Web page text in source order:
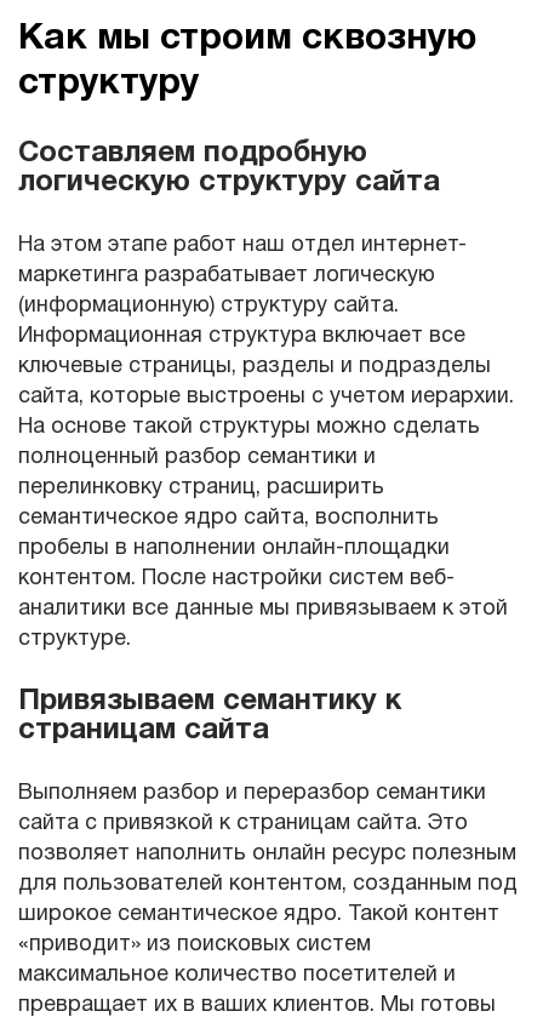
Как мы строим сквозную
структуру
Составляем подробную
логическую структуру сайта
На этом этапе работ наш отдел интернет-
маркетинга разрабатывает логическую
(информационную) структуру сайта.
Информационная структура включает все
ключевые страницы, разделы и подразделы
сайта, которые выстроены с учетом иерархии.
На основе такой структуры можно сделать
полноценный разбор семантики и
перелинковку страниц, расширить
семантическое ядро сайта, восполнить
пробелы в наполнении онлайн-площадки
контентом. После настройки систем веб-
аналитики все данные мы привязываем к этой
структуре.
Привязываем семантику к
страницам сайта
Выполняем разбор и переразбор семантики
сайта с привязкой к страницам сайта. Это
позволяет наполнить онлайн ресурс полезным
для пользователей контентом, созданным под
широкое семантическое ядро. Такой контент
«приводит» из поисковых систем
максимальное количество посетителей и
превращает их в ваших клиентов. Мы готовы